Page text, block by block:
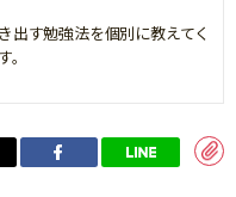
出す勉強法を個別に教えてく